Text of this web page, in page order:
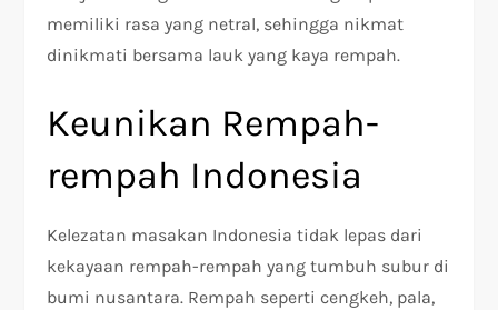
memiliki rasa yang netral, sehingga nikmat
dinikmati bersama lauk yang kaya rempah.
Keunikan Rempah-
rempah Indonesia
Kelezatan masakan Indonesia tidak lepas dari
kekayaan rempah-rempah yang tumbuh subur di
bumi nusantara. Rempah seperti cengkeh, pala,